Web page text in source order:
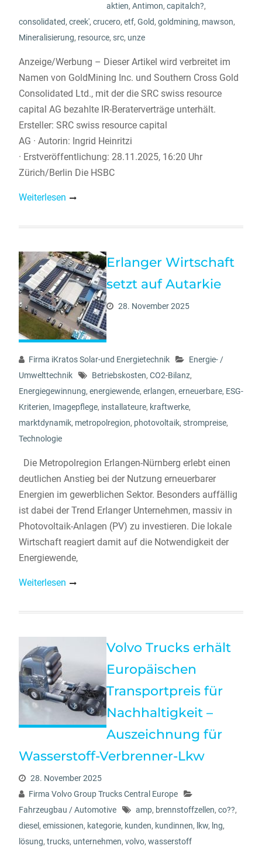
aktien, Antimon, capitalch?,
consolidated, creek', crucero, etf, Gold, goldmining, mawson,
Mineralisierung, resource, src, unze
Anzeige/Werbung – Dieser Artikel wird verbreitet im
Namen von GoldMining Inc. und Southern Cross Gold
Consolidated Ltd., mit der die SRC swiss resource
capital AG bezahlte IR-Beraterverträge unterhält.
Ersteller: SRC swiss resource capital
AG · Autorin: Ingrid Heinritzi
· Erstveröffentlichung: 28.11.2025, 16:20 Uhr
Zürich/Berlin Die HSBC
Weiterlesen
Erlanger Wirtschaft
setzt auf Autarkie
28. November 2025
Firma iKratos Solar-und Energietechnik
Energie- /
Umwelttechnik
Betriebskosten, CO2-Bilanz,
Energiegewinnung, energiewende, erlangen, erneuerbare, ESG-
Kriterien, Imagepflege, installateure, kraftwerke,
marktdynamik, metropolregion, photovoltaik, strompreise,
Technologie
Die Metropolregion Erlangen-Nürnberg erlebt einen
deutlichen Anstieg bei der Nutzung erneuerbarer
Energien im gewerblichen Sektor. Besonders auffällig
ist dabei der Trend Erlanger Unternehmen, massiv in
Photovoltaik-Anlagen (PV) zu investieren. Die lokale
Wirtschaft reagiert damit auf die Notwendigkeit der
Energiewende,
Weiterlesen
Volvo Trucks erhält
Europäischen
Transportpreis für
Nachhaltigkeit –
Auszeichnung für
Wasserstoff-Verbrenner-Lkw
28. November 2025
Firma Volvo Group Trucks Central Europe
Fahrzeugbau / Automotive
amp, brennstoffzellen, co??,
diesel , emissionen, kategorie, kunden, kundinnen, lkw, lng,
lösung, trucks, unternehmen, volvo, wasserstoff